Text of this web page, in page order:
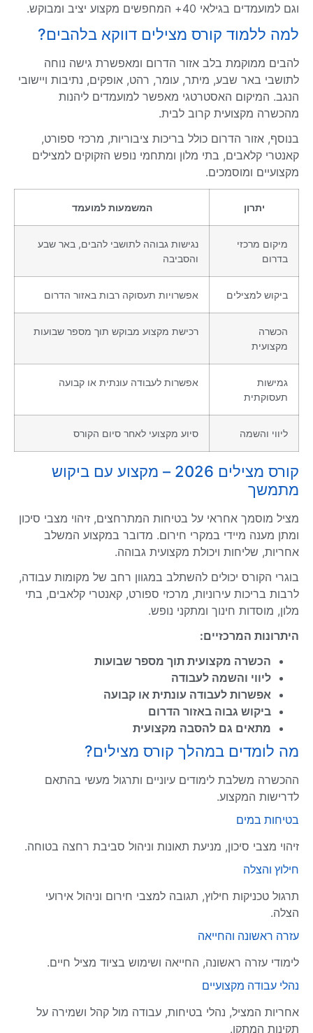
וגם למועמדים בגילאי 40+ המחפשים מקצוע יציב ומבוקש.
למה ללמוד קורס מצילים דווקא בלהבים?
להבים ממוקמת בלב אזור הדרום ומאפשרת גישה נוחה
לתושבי באר שבע, מיתר, עומר, רהט, אופקים, נתיבות ויישובי
הנגב. המיקום האסטרטגי מאפשר למועמדים ליהנות
מהכשרה מקצועית קרוב לבית.
בנוסף, אזור הדרום כולל בריכות ציבוריות, מרכזי ספורט,
קאנטרי קלאבים, בתי מלון ומתחמי נופש הזקוקים למצילים
מקצועיים ומוסמכים.
יתרון המשמעות למועמד
מיקום מרכזי
בדרום
נגישות גבוהה לתושבי להבים, באר שבע
והסביבה
ביקוש למצילים אפשרויות תעסוקה רבות באזור הדרום
הכשרה
מקצועית
רכישת מקצוע מבוקש תוך מספר שבועות
גמישות
תעסוקתית
אפשרות לעבודה עונתית או קבועה
ליווי והשמה סיוע מקצועי לאחר סיום הקורס
קורס מצילים 2026 – מקצוע עם ביקוש
מתמשך
מציל מוסמך אחראי על בטיחות המתרחצים, זיהוי מצבי סיכון
ומתן מענה מיידי במקרי חירום. מדובר במקצוע המשלב
אחריות, שליחות ויכולת מקצועית גבוהה.
בוגרי הקורס יכולים להשתלב במגוון רחב של מקומות עבודה,
לרבות בריכות עירוניות, מרכזי ספורט, קאנטרי קלאבים, בתי
מלון, מוסדות חינוך ומתקני נופש.
היתרונות המרכזיים:
הכשרה מקצועית תוך מספר שבועות
ליווי והשמה לעבודה
אפשרות לעבודה עונתית או קבועה
ביקוש גבוה באזור הדרום
מתאים גם להסבה מקצועית
מה לומדים במהלך קורס מצילים?
ההכשרה משלבת לימודים עיוניים ותרגול מעשי בהתאם
לדרישות המקצוע.
בטיחות במים
זיהוי מצבי סיכון, מניעת תאונות וניהול סביבת רחצה בטוחה.
חילוץ והצלה
תרגול טכניקות חילוץ, תגובה למצבי חירום וניהול אירועי
הצלה.
עזרה ראשונה והחייאה
לימודי עזרה ראשונה, החייאה ושימוש בציוד מציל חיים.
נהלי עבודה מקצועיים
אחריות המציל, נהלי בטיחות, עבודה מול קהל ושמירה על
תקינות המתקן.